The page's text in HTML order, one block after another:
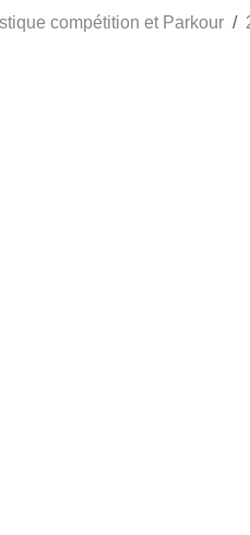
compétition et Parkour